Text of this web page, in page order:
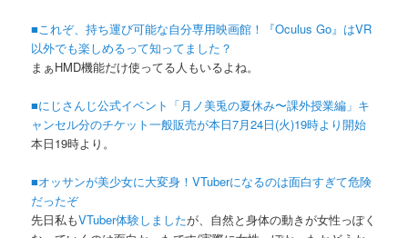
■これぞ、持ち運び可能な自分専用映画館！『Oculus Go』はVR
以外でも楽しめるって知ってました？
まぁHMD機能だけ使ってる人もいるよね。
■にじさんじ公式イベント「月ノ美兎の夏休み〜課外授業編」キ
ャンセル分のチケット一般販売が本日7月24日(火)19時より開始
本日19時より。
■オッサンが美少女に大変身！VTuberになるのは面白すぎて危険
だったぞ
先日私もVTuber体験しましたが、自然と身体の動きが女性っぽく